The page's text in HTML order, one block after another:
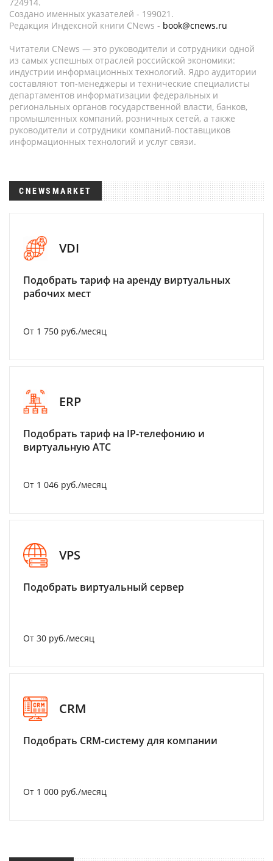
Создано именных указателей - 199021.
Редакция Индексной книги CNews - book@cnews.ru
Читатели CNews — это руководители и сотрудники одной
из самых успешных отраслей российской экономики:
индустрии информационных технологий. Ядро аудитории
составляют топ-менеджеры и технические специалисты
департаментов информатизации федеральных и
региональных органов государственной власти, банков,
промышленных компаний, розничных сетей, а также
руководители и сотрудники компаний-поставщиков
информационных технологий и услуг связи.
CNEWSMARKET
VDI
Подобрать тариф на аренду виртуальных
рабочих мест
От 1 750 руб./месяц
ERP
Подобрать тариф на IP-телефонию и
виртуальную АТС
От 1 046 руб./месяц
VPS
Подобрать виртуальный сервер
От 30 руб./месяц
CRM
Подобрать CRM-систему для компании
От 1 000 руб./месяц